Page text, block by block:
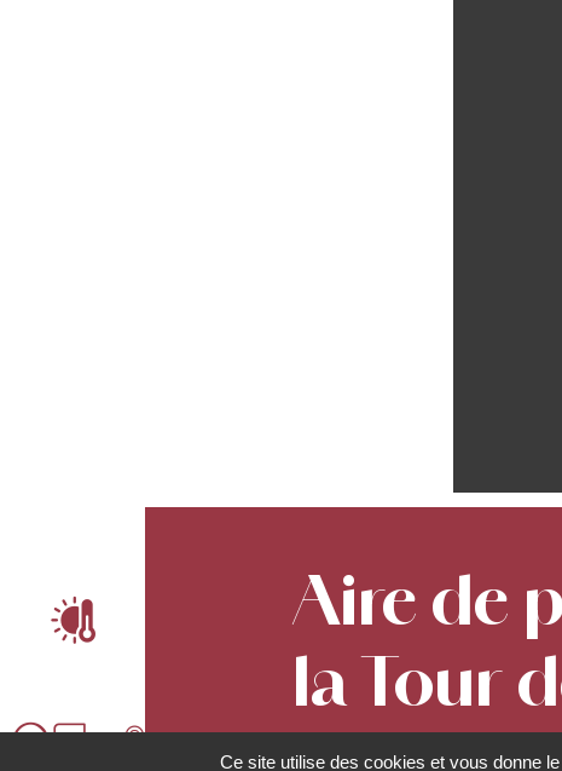
ê
péè
Aire de
la Tour
Ce site utilise des cookies et vous donne